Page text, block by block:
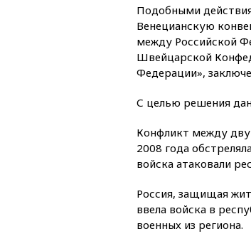
Подобными
Венецианскую
между Российской
Швейцарской
Федерации»,
С целью решения
Конфликт между
2008 года
войска атаковали
Россия, защищая
ввела войска в
военных из региона.